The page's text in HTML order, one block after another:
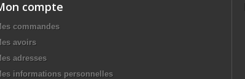
compte
commandes
avoirs
adresses
informations personnelles